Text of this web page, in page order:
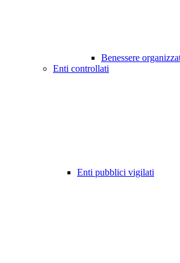
Benessere
Enti controllati
Enti pubblici vigilati